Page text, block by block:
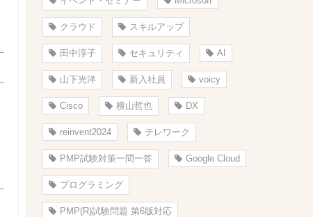
クラウド スキルアップ
田中淳子 セキュリティ AI
山下光洋 新入社員 voicy
Cisco 横山哲也 DX
reinvent2024 テレワーク
PMP試験対策一問一答 Google Cloud
プログラミング
PMP(R)試験問題 第6版対応